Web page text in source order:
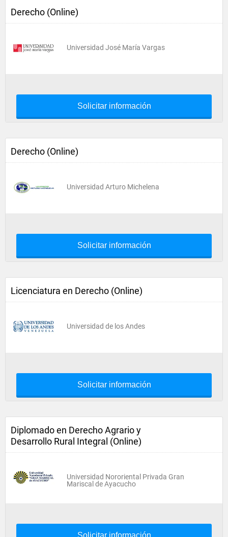
Derecho (Online)
Universidad José María Vargas
Solicitar información
Derecho (Online)
Universidad Arturo Michelena
Solicitar información
Licenciatura en Derecho (Online)
Universidad de los Andes
Solicitar información
Diplomado en Derecho Agrario y
Desarrollo Rural Integral (Online)
Universidad Nororiental Privada Gran
Mariscal de Ayacucho
Solicitar información